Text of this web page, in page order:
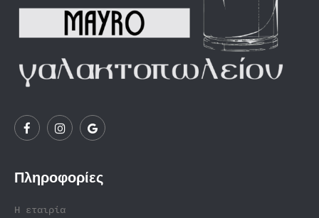
Πληροφορίες
Η εταιρία